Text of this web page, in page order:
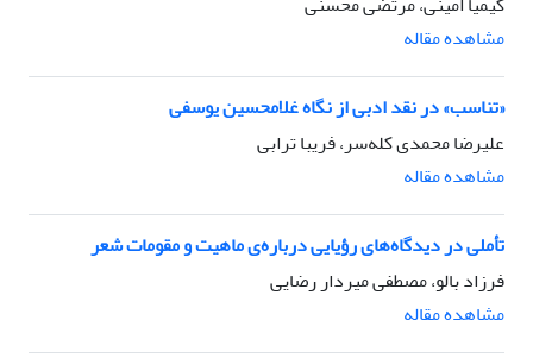
مشاهده مقاله
«تناسب» در نقد ادبی از نگاه غلامحسین یوسفی
علیرضا محمدی کله‌سر، فریبا ترابی
مشاهده مقاله
تأملی در دیدگاه‌های رؤیایی درباره‌ی ماهیت و مقومات شعر
فرزاد بالو، مصطفی میردار رضایی
مشاهده مقاله